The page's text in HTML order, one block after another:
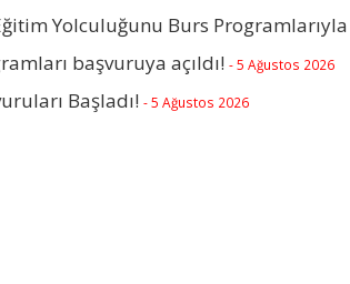
Yolculuğunu Burs
başvuruya açıldı! - 5 Ağustos 2026
Başladı! - 5 Ağustos 2026